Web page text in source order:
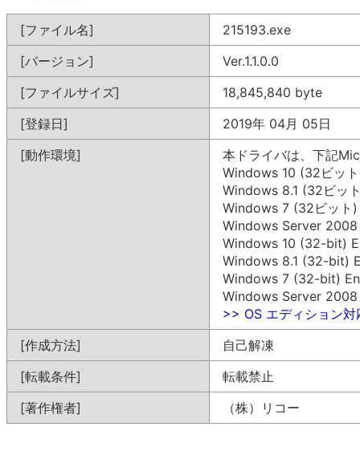
[ファイル名]
215193.exe
[バージョン]
Ver.1.1.0.0
[ファイルサイズ]
18,845,840 byte
[登録日]
2019年 04月 05日
[動作環境]
本ドライバは、下記
Windows 10 (32ビッ
Windows 8.1 (32ビッ
Windows 7 (32ビット)
Windows Server
Windows 10 (32-bit)
Windows 8.1 (32-bit)
Windows 7 (32-bit)
Windows Server
>> OS エディション対
[作成方法]
自己解凍
[転載条件]
転載禁止
[著作権者]
（株）リコー